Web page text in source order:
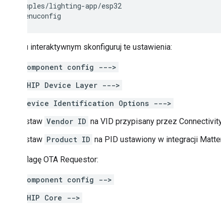
examples/lighting-app/esp32
menuconfig
W menu interaktywnym skonfiguruj te ustawienia:
Component config --->
CHIP Device Layer --->
Device Identification Options --->
Ustaw Vendor ID na VID przypisany przez
Ustaw Product ID na PID ustawiony w integracji
Włącz flagę OTA Requestor:
Component config -->
CHIP Core -->